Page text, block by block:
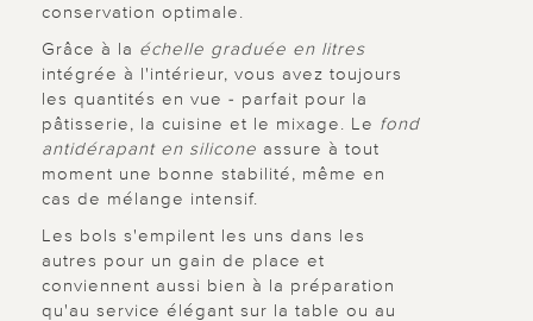
conservation optimale.
Grâce à la échelle graduée en litres
intégrée à l'intérieur, vous avez toujours
les quantités en vue - parfait pour la
pâtisserie, la cuisine et le mixage. Le fond
antidérapant en silicone assure à tout
moment une bonne stabilité, même en
cas de mélange intensif.
Les bols s'empilent les uns dans les
autres pour un gain de place et
conviennent aussi bien à la préparation
qu'au service élégant sur la table ou au